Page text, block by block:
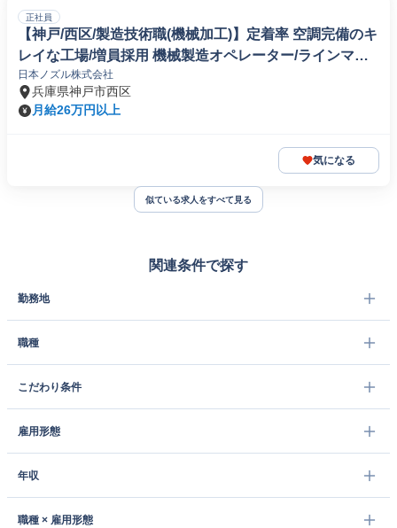
正社員
【神戸/西区/製造技術職(機械加工)】定着率 空調完備のキ
レイな工場/増員採用 機械製造オペレーター/ラインマネ
ージャー
日本ノズル株式会社
兵庫県神戸市西区
月給26万円以上
気になる
似ている求人をすべて見る
関連条件で探す
勤務地
職種
こだわり条件
雇用形態
年収
職種 × 雇用形態